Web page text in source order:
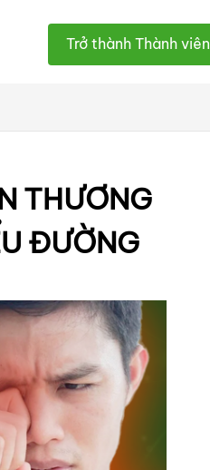
Trở thành Thành viên
THƯƠNG
ĐƯỜNG